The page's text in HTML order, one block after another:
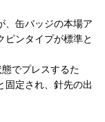
、缶バッジの本場ア
ピンタイプが標準と
でプレスするた
固定され、針先の出